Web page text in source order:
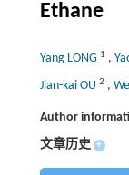
Ethane
Yang LONG 1 ,
Jian-kai OU 2 ,
Author
文章历史 +